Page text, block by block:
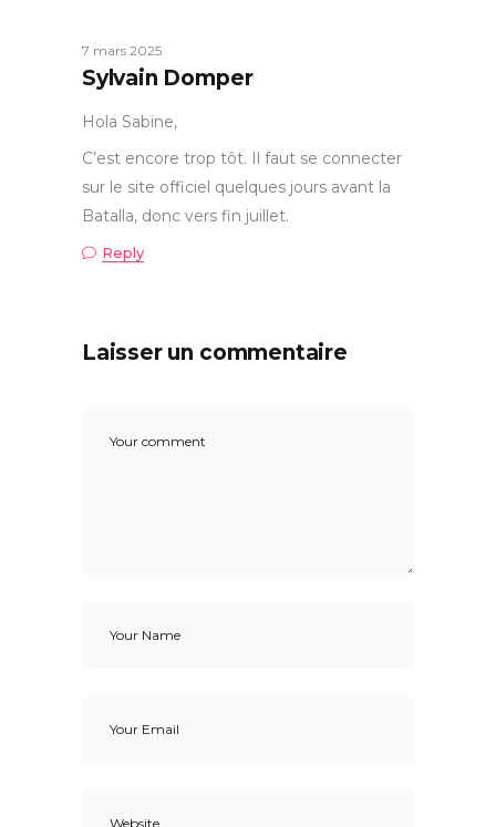
7 mars 2025
Sylvain Domper
Hola Sabine,
C’est encore trop tôt. Il faut se connecter
sur le site officiel quelques jours avant la
Batalla, donc vers fin juillet.
Reply
Laisser un commentaire